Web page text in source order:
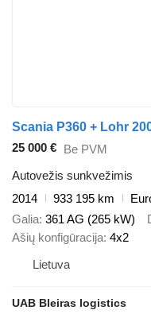
Scania P360 + Lohr
25 000 € Be PVM
Autovežis sunkvežimis
2014
933 195 km
Galia 361 AG (265 kW)
Ašių konfigūracija 4x2
Lietuva
UAB Bleiras logistics